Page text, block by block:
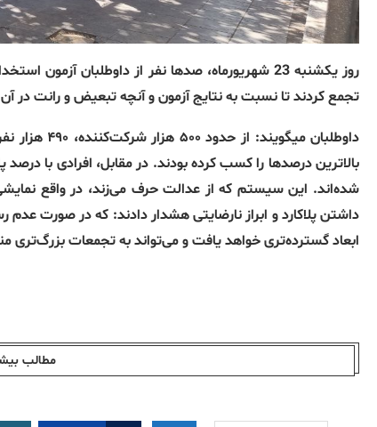
روز یکشنبه 23 شهریورماه، صدها نفر از داوطلبان
تجمع کردند تا نسبت به نتایج آزمون و آنچه تبعیض و رانت در
داوطلبان
شده‌اند. این سیستم که از عدالت حرف می‌زند، در واقع
داشتن پلاکارد و ابراز نارضایتی هشدار دادند: که در صورت
ابعاد گسترده‌تری خواهد یافت و می‌تواند به تجمعات بزرگ‌تری
مطالب